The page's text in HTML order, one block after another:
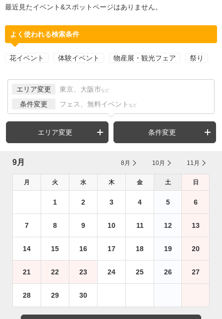
最近見たイベント&スポットページはありません。
よく使われる検索条件
花イベント 体験イベント 物産展・観光フェア 祭り
エリア変更 東京、大阪市 など
条件変更 フェス、無料イベント など
エリア変更 条件変更
9月 8月 10月 11月
月 火 水 木 金 土 日
1 2 3 4 5 6
7 8 9 10 11 12 13
14 15 16 17 18 19 20
21 22 23 24 25 26 27
28 29 30